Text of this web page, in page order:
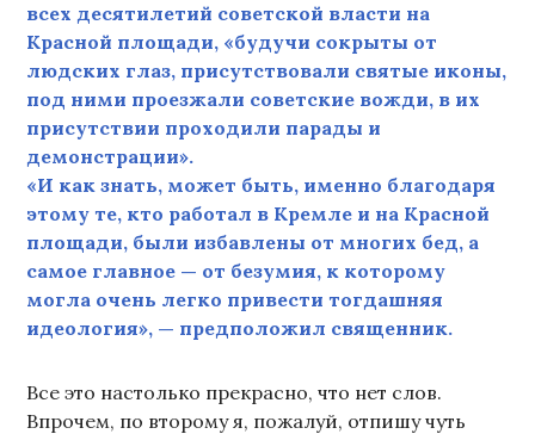
всех десятилетий советской власти на
Красной площади, «будучи сокрыты от
людских глаз, присутствовали святые иконы,
под ними проезжали советские вожди, в их
присутствии проходили парады и
демонстрации».
«И как знать, может быть, именно благодаря
этому те, кто работал в Кремле и на Красной
площади, были избавлены от многих бед, а
самое главное — от безумия, к которому
могла очень легко привести тогдашняя
идеология», — предположил священник.
Все это настолько прекрасно, что нет слов.
Впрочем, по второму я, пожалуй, отпишу чуть